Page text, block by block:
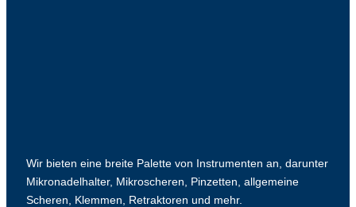
Wir bieten eine breite Palette von Instrumenten an, darunter
Mikronadelhalter, Mikroscheren, Pinzetten, allgemeine
Scheren, Klemmen, Retraktoren und mehr.